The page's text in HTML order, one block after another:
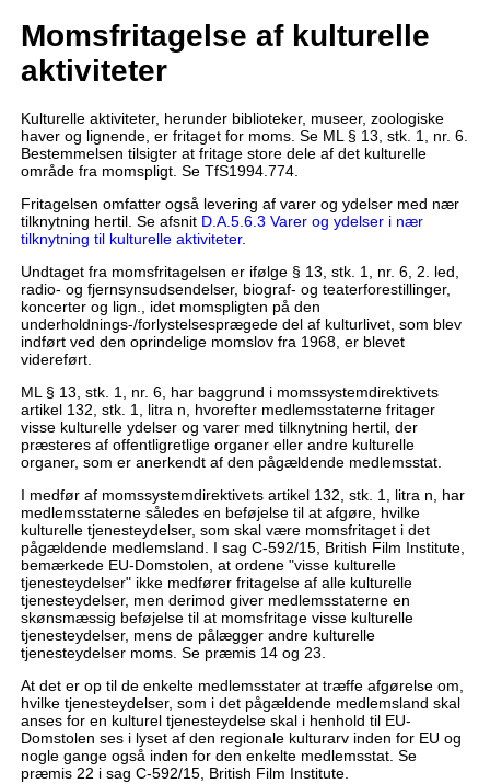
Momsfritagelse af kulturelle
aktiviteter
Kulturelle aktiviteter, herunder biblioteker, museer, zoologiske
haver og lignende, er fritaget for moms. Se ML § 13, stk. 1, nr. 6.
Bestemmelsen tilsigter at fritage store dele af det kulturelle
område fra momspligt. Se TfS1994.774.
Fritagelsen omfatter også levering af varer og ydelser med nær
tilknytning hertil. Se afsnit D.A.5.6.3 Varer og ydelser i nær
tilknytning til kulturelle aktiviteter.
Undtaget fra momsfritagelsen er ifølge § 13, stk. 1, nr. 6, 2. led,
radio- og fjernsynsudsendelser, biograf- og teaterforestillinger,
koncerter og lign., idet momspligten på den
underholdnings-/forlystelsesprægede del af kulturlivet, som blev
indført ved den oprindelige momslov fra 1968, er blevet
videreført.
ML § 13, stk. 1, nr. 6, har baggrund i momssystemdirektivets
artikel 132, stk. 1, litra n, hvorefter medlemsstaterne fritager
visse kulturelle ydelser og varer med tilknytning hertil, der
præsteres af offentligretlige organer eller andre kulturelle
organer, som er anerkendt af den pågældende medlemsstat.
I medfør af momssystemdirektivets artikel 132, stk. 1, litra n, har
medlemsstaterne således en beføjelse til at afgøre, hvilke
kulturelle tjenesteydelser, som skal være momsfritaget i det
pågældende medlemsland. I sag C-592/15, British Film Institute,
bemærkede EU-Domstolen, at ordene "visse kulturelle
tjenesteydelser" ikke medfører fritagelse af alle kulturelle
tjenesteydelser, men derimod giver medlemsstaterne en
skønsmæssig beføjelse til at momsfritage visse kulturelle
tjenesteydelser, mens de pålægger andre kulturelle
tjenesteydelser moms. Se præmis 14 og 23.
At det er op til de enkelte medlemsstater at træffe afgørelse om,
hvilke tjenesteydelser, som i det pågældende medlemsland skal
anses for en kulturel tjenesteydelse skal i henhold til EU-
Domstolen ses i lyset af den regionale kulturarv inden for EU og
nogle gange også inden for den enkelte medlemsstat. Se
præmis 22 i sag C-592/15, British Film Institute.